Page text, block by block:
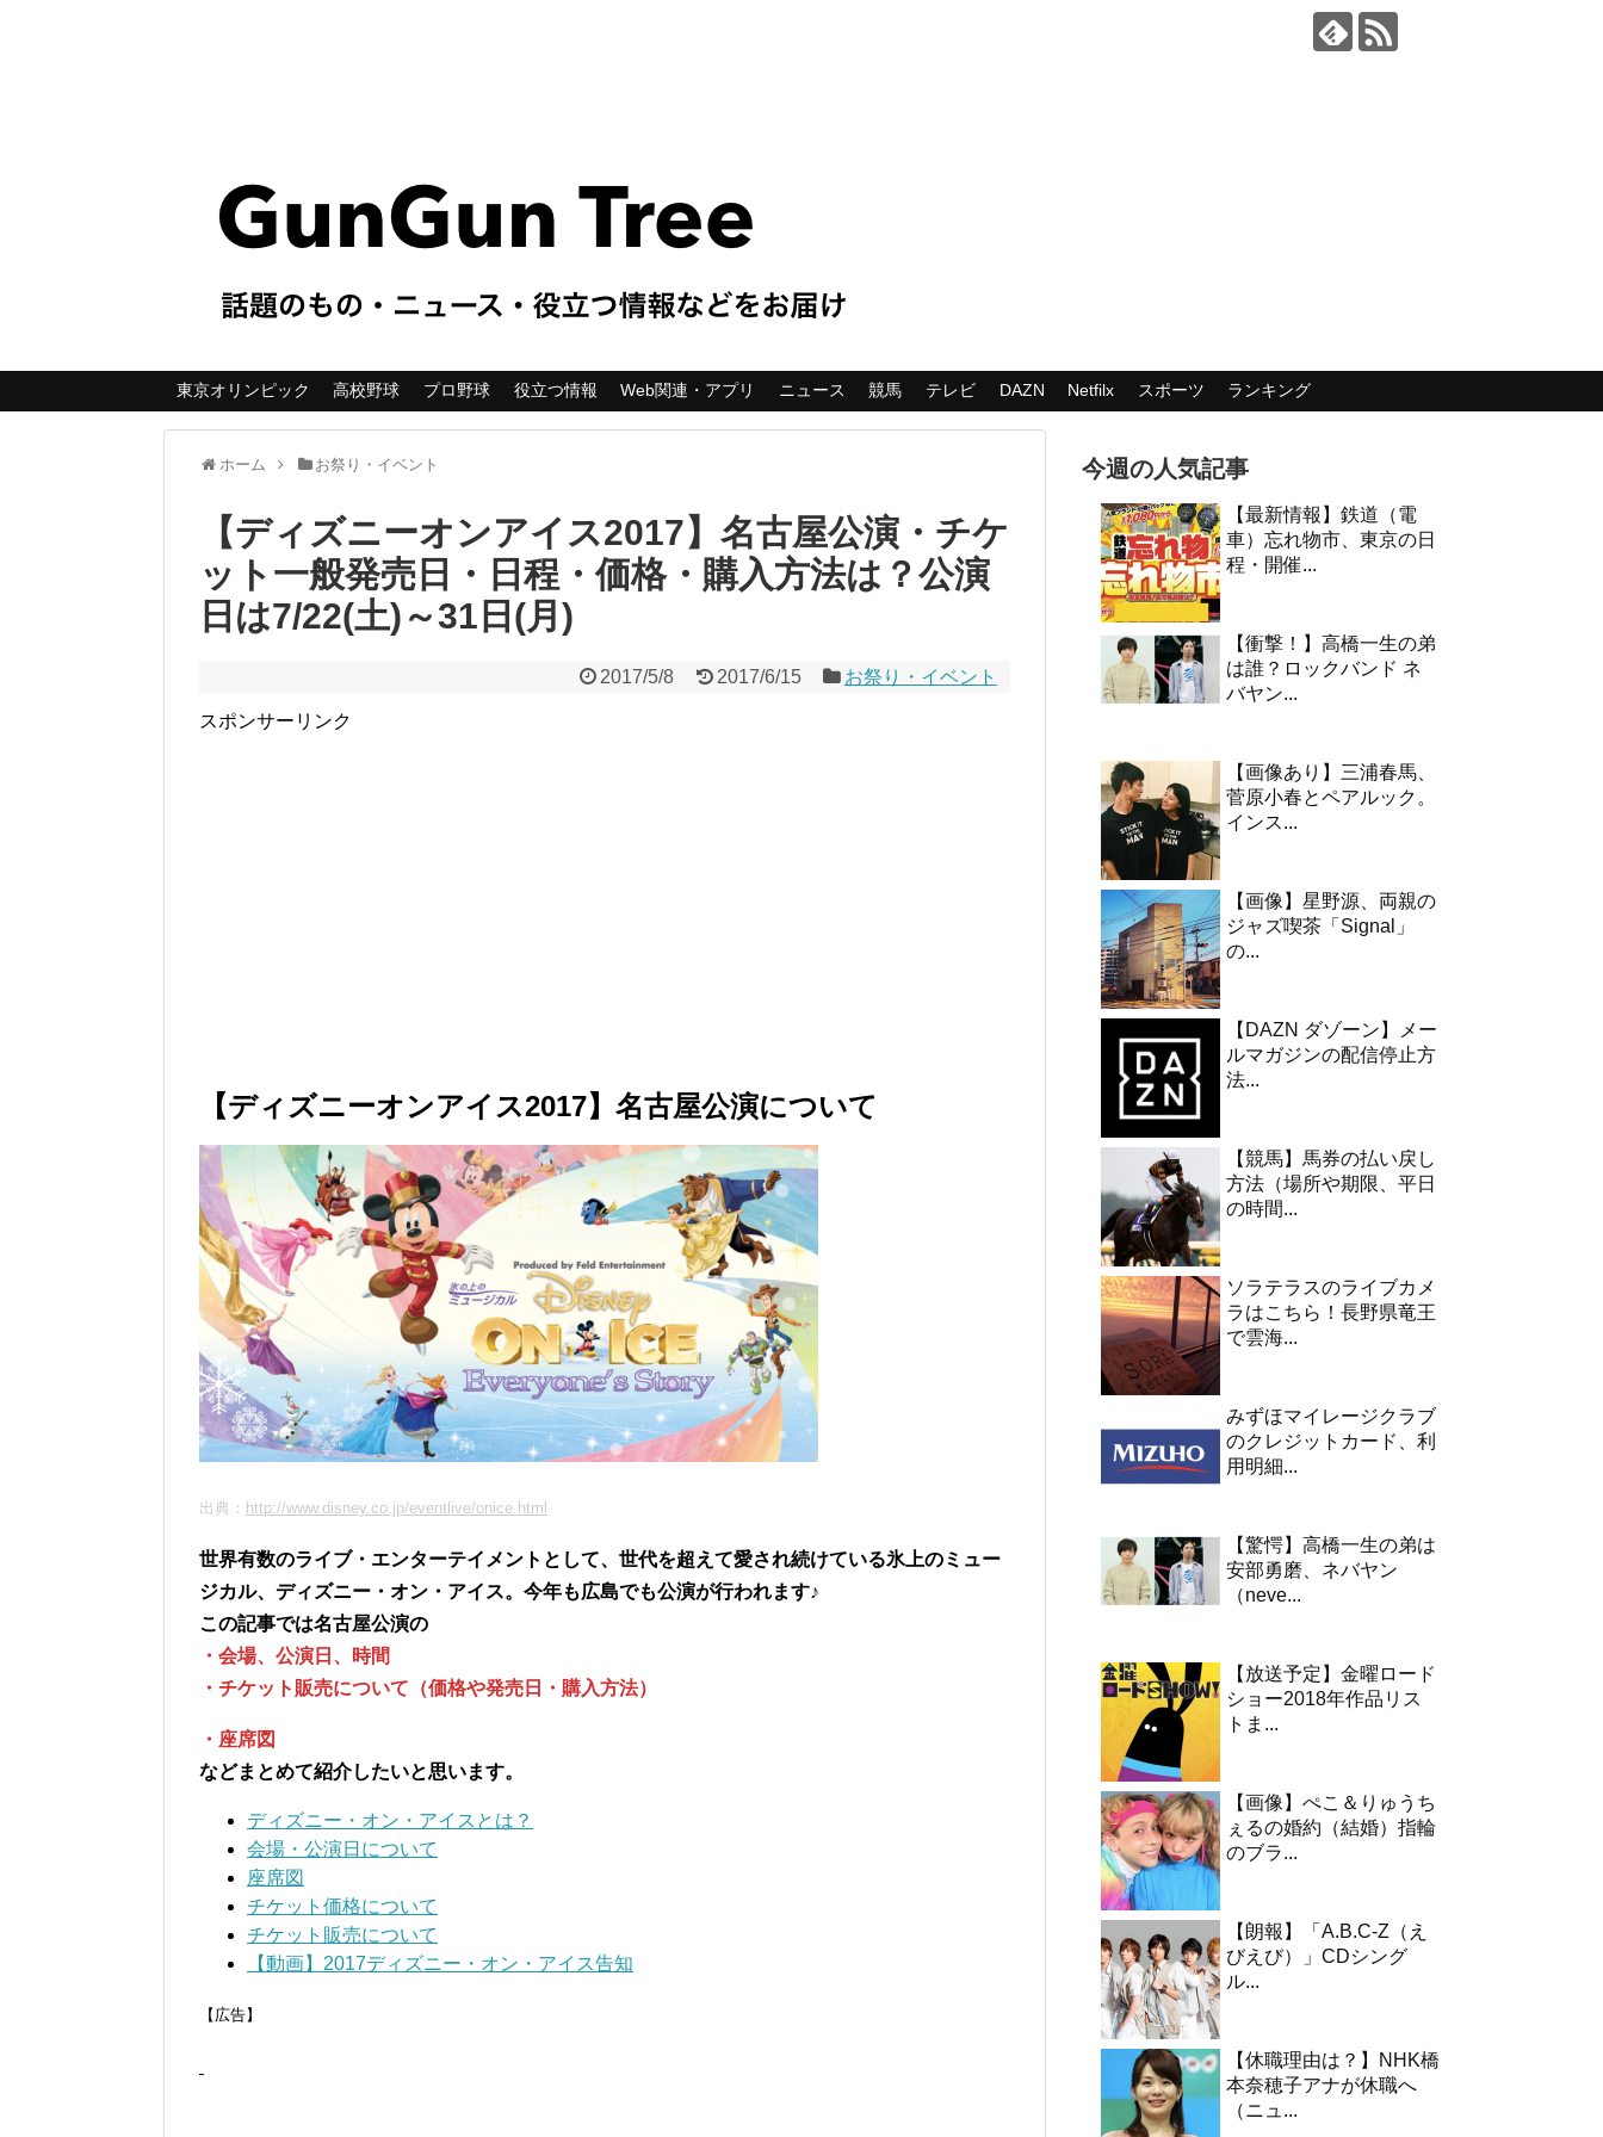
東京オリンピック 高校野球 プロ野球 役立つ情報 Web関連・アプリ ニュース 競馬 テレビ DAZN Netfilx スポーツ ランキング
ホーム お祭り・イベント
【ディズニーオンアイス2017】名古屋公演・チケ
ット一般発売日・日程・価格・購入方法は？公演
日は7/22(土)～31日(月)
2017/5/8 2017/6/15 お祭り・イベント
スポンサーリンク
【ディズニーオンアイス2017】名古屋公演について
出典： http://www.disney.co.jp/eventlive/onice.html
世界有数のライブ・エンターテイメントとして、世代を超えて愛され続けている氷上のミュー
ジカル、ディズニー・オン・アイス。 今年も広島でも公演が行われます♪
この記事では名古屋公演の
・会場、公演日、時間
・チケット販売について（価格や発売日・購入方法）
・座席図
などまとめて紹介したいと思います。
ディズニー・オン・アイスとは？
会場・公演日について
座席図
チケット価格について
チケット販売について
【動画】2017ディズニー・オン・アイス告知
【広告】
今週の人気記事
【最新情報】鉄道（電
車）忘れ物市、東京の日
程・開催...
【衝撃！】高橋一生の弟
は誰？ロックバンド ネ
バヤン...
【画像あり】三浦春馬、
菅原小春とペアルック。
インス...
【画像】星野源、両親の
ジャズ喫茶「Signal」
の...
【DAZN ダゾーン】メー
ルマガジンの配信停止方
法...
【競馬】馬券の払い戻し
方法（場所や期限、平日
の時間...
ソラテラスのライブカメ
ラはこちら！長野県竜王
で雲海...
みずほマイレージクラブ
のクレジットカード、利
用明細...
【驚愕】高橋一生の弟は
安部勇磨、ネバヤン
（neve...
【放送予定】金曜ロード
ショー2018年作品リス
トま...
【画像】ぺこ＆りゅうち
ぇるの婚約（結婚）指輪
のブラ...
【朗報】「A.B.C-Z（え
びえび）」CDシング
ル...
【休職理由は？】NHK橋
本奈穂子アナが休職へ
（ニュ...